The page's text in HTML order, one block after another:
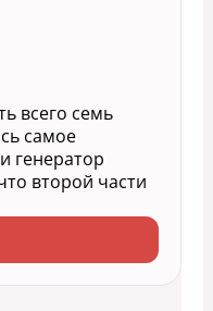
всего семь
самое
генератор
второй части